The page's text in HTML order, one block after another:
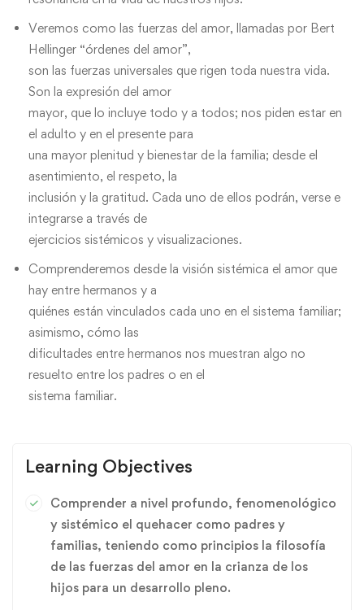
Veremos como las fuerzas del amor, llamadas por Bert
Hellinger “órdenes del amor”,
son las fuerzas universales que rigen toda nuestra vida.
Son la expresión del amor
mayor, que lo incluye todo y a todos; nos piden estar en
el adulto y en el presente para
una mayor plenitud y bienestar de la familia; desde el
asentimiento, el respeto, la
inclusión y la gratitud. Cada uno de ellos podrán, verse e
integrarse a través de
ejercicios sistémicos y visualizaciones.
Comprenderemos desde la visión sistémica el amor que
hay entre hermanos y a
quiénes están vinculados cada uno en el sistema familiar;
asimismo, cómo las
dificultades entre hermanos nos muestran algo no
resuelto entre los padres o en el
sistema familiar.
Learning Objectives
Comprender a nivel profundo, fenomenológico
y sistémico el quehacer como padres y
familias, teniendo como principios la filosofía
de las fuerzas del amor en la crianza de los
hijos para un desarrollo pleno.